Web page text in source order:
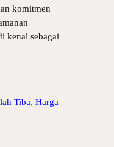
komitmen
kenal sebagai